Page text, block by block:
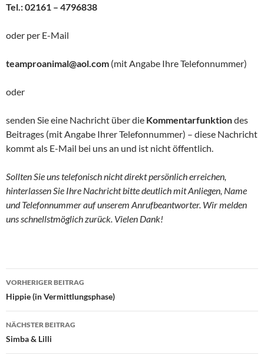
Tel.: 02161 – 4796838
oder per E-Mail
teamproanimal@aol.com (mit Angabe Ihre Telefonnummer)
oder
senden Sie eine Nachricht über die Kommentarfunktiondes
Beitrages (mit Angabe Ihrer Telefonnummer) – diese Nachricht
kommt als E-Mail bei uns an und ist nicht öffentlich.
Sollten Sie uns telefonisch nicht direkt persönlich erreichen,
hinterlassen Sie Ihre Nachricht bitte deutlich mit Anliegen, Name
und Telefonnummer auf unserem Anrufbeantworter. Wir melden
uns schnellstmöglich zurück. Vielen Dank!
Beitragsnavigation
VORHERIGER BEITRAG
Hippie (in Vermittlungsphase)
NÄCHSTER BEITRAG
Simba & Lilli